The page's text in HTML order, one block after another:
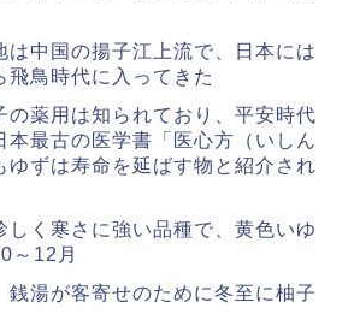
は中国の揚子江上流で、日本には
飛鳥時代に入ってきた
の薬用は知られており、平安時代
本最古の医学書「医心方（いしん
ゆずは寿命を延ばす物と紹介され
しく寒さに強い品種で、黄色いゆ
～12月
銭湯が客寄せのために冬至に柚子